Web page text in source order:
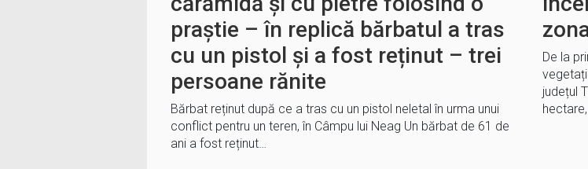
praștie – în replică bărbatul a tras
cu un pistol și a fost reținut – trei
persoane rănite
Bărbat reținut după ce a tras cu un pistol neletal în urma unui
conflict pentru un teren, în Câmpu lui Neag Un bărbat de 61 de
ani a fost reținut…
De la
județul
hectare,